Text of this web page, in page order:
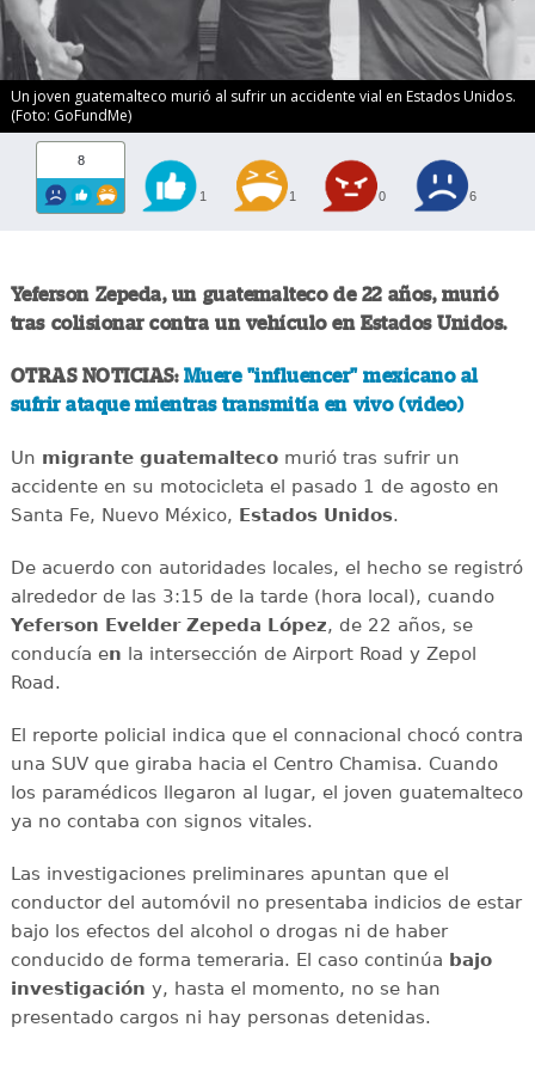
Un joven guatemalteco murió al sufrir un accidente vial en Estados Unidos.
(Foto: GoFundMe)
8
1 1 0 6
Yeferson Zepeda, un guatemalteco de 22 años, murió
tras colisionar contra un vehículo en Estados Unidos.
OTRAS NOTICIAS: Muere "influencer" mexicano al
sufrir ataque mientras transmitía en vivo (video)
Un migrante guatemaltecomurió tras sufrir un
accidente en su motocicleta el pasado 1 de agosto en
Santa Fe, Nuevo México, Estados Unidos.
De acuerdo con autoridades locales, el hecho se registró
alrededor de las 3:15 de la tarde (hora local), cuando
Yeferson Evelder Zepeda López, de 22 años, se
conducía en la intersección de Airport Road y Zepol
Road.
El reporte policial indica que el connacional chocó contra
una SUV que giraba hacia el Centro Chamisa. Cuando
los paramédicos llegaron al lugar, el joven guatemalteco
ya no contaba con signos vitales.
Las investigaciones preliminares apuntan que el
conductor del automóvil no presentaba indicios de estar
bajo los efectos del alcohol o drogas ni de haber
conducido de forma temeraria. El caso continúa bajo
investigación y, hasta el momento, no se han
presentado cargos ni hay personas detenidas.